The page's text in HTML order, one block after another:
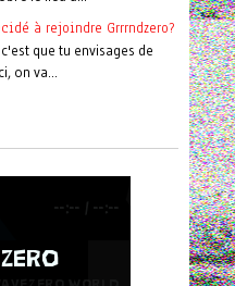
à rejoindre Grrrndzero?
que tu envisages de
on va...